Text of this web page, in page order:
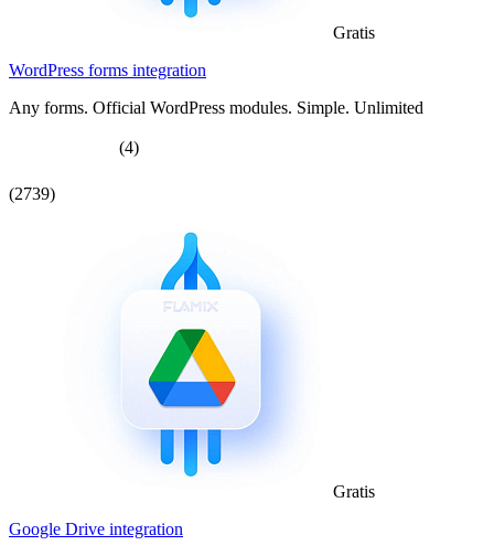
Gratis
WordPress forms integration
Any forms. Official WordPress modules. Simple. Unlimited
(4)
(2739)
Gratis
Google Drive integration